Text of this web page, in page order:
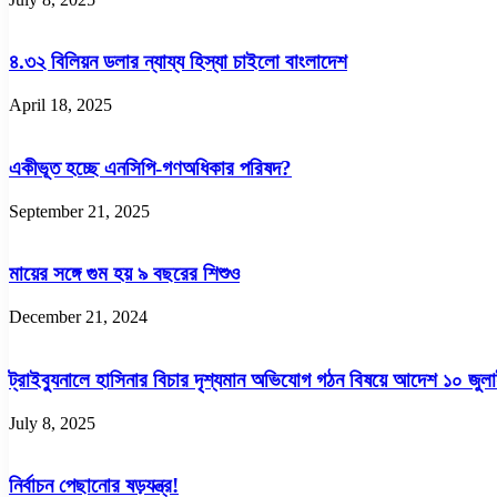
৪.৩২ বিলিয়ন ডলার ন্যায্য হিস্যা চাইলো বাংলাদেশ
April 18, 2025
একীভূত হচ্ছে এনসিপি-গণঅধিকার পরিষদ?
September 21, 2025
মায়ের সঙ্গে গুম হয় ৯ বছরের শিশুও
December 21, 2024
ট্রাইব্যুনালে হাসিনার বিচার দৃশ্যমান অভিযোগ গঠন বিষয়ে আদেশ ১০
July 8, 2025
নির্বাচন পেছানোর ষড়যন্ত্র!